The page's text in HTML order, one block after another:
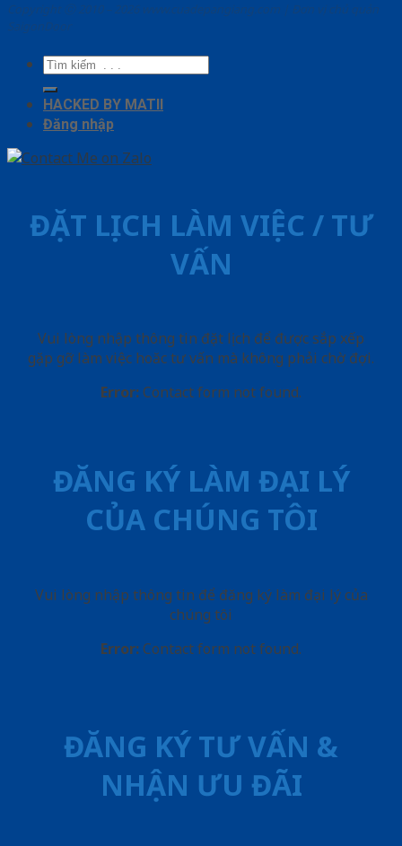
Copyright ⓒ 2010 – 2026 www.cuadepangiang.com | Đơn vị chủ quản
SaigonDoor
Tìm
kiếm:
HACKED BY MATII
Đăng nhập
ĐẶT LỊCH LÀM VIỆC / TƯ
VẤN
Vui lòng nhập thông tin đặt lịch để được sắp xếp
gặp gỡ làm việc hoăc tư vấn mà không phải chờ đợi.
Error: Contact form not found.
ĐĂNG KÝ LÀM ĐẠI LÝ
CỦA CHÚNG TÔI
Vui lòng nhập thông tin để đăng ký làm đại lý của
chúng tôi
Error: Contact form not found.
ĐĂNG KÝ TƯ VẤN &
NHẬN ƯU ĐÃI